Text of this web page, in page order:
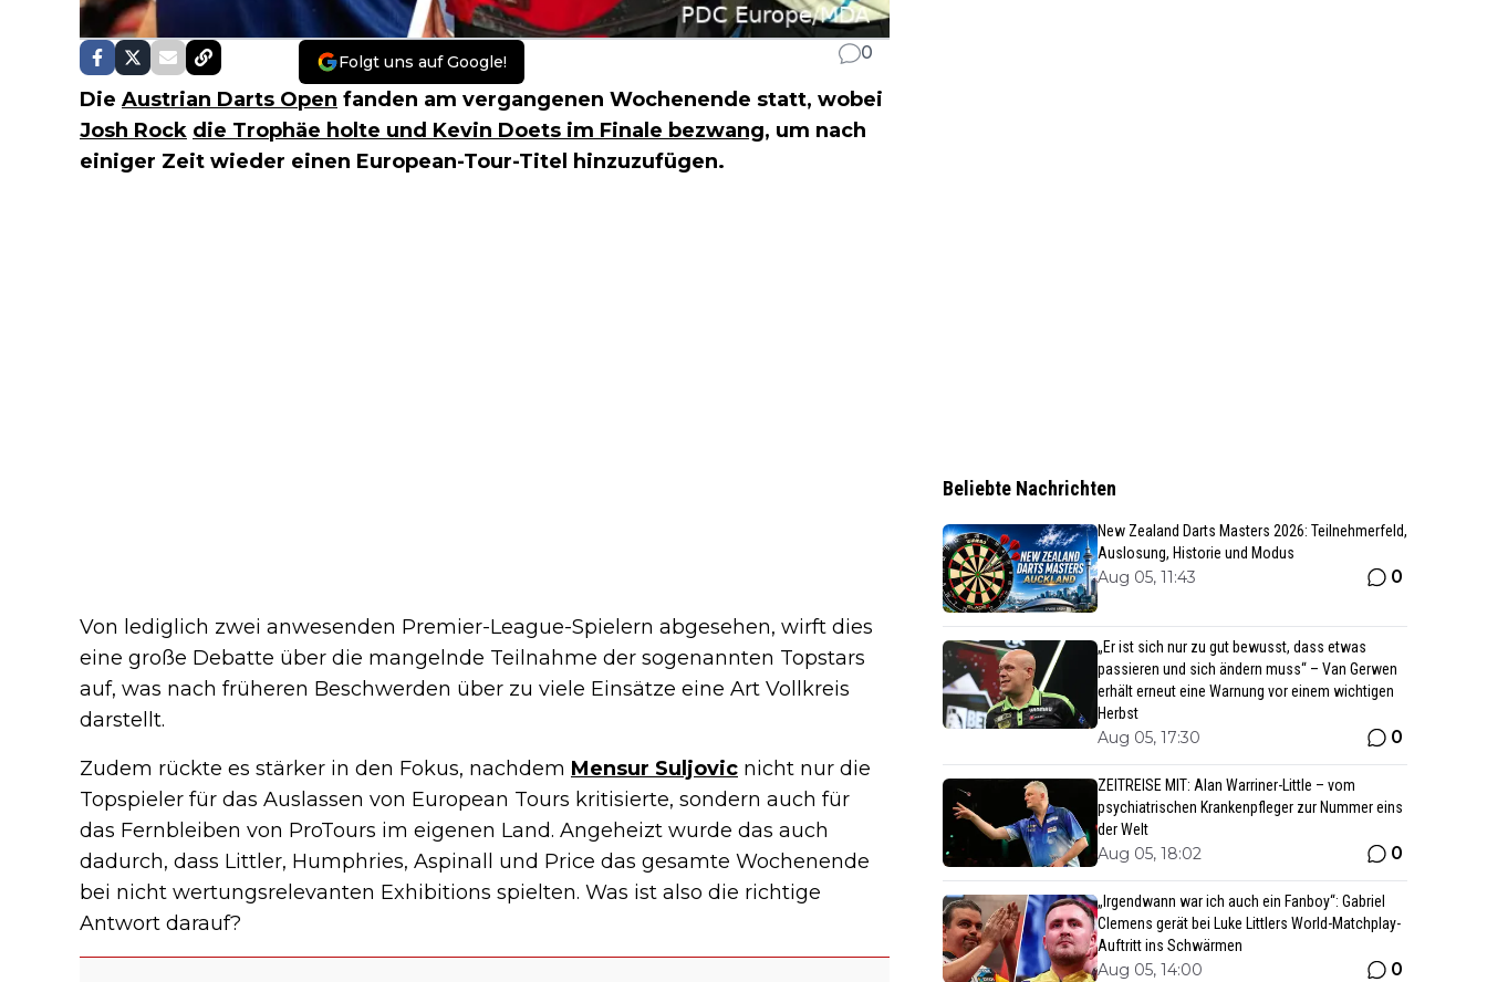
Folgt uns auf Google! 0
Die Austrian Darts Open fanden am vergangenen Wochenende statt, wobei
Josh Rock die Trophäe holte und Kevin Doets im Finale bezwang, um nach
einiger Zeit wieder einen European-Tour-Titel hinzuzufügen.
Von lediglich zwei anwesenden Premier-League-Spielern abgesehen, wirft dies
eine große Debatte über die mangelnde Teilnahme der sogenannten Topstars
auf, was nach früheren Beschwerden über zu viele Einsätze eine Art Vollkreis
darstellt.
Zudem rückte es stärker in den Fokus, nachdem Mensur Suljovic nicht nur die
Topspieler für das Auslassen von European Tours kritisierte, sondern auch für
das Fernbleiben von ProTours im eigenen Land. Angeheizt wurde das auch
dadurch, dass Littler, Humphries, Aspinall und Price das gesamte Wochenende
bei nicht wertungsrelevanten Exhibitions spielten. Was ist also die richtige
Antwort darauf?
Beliebte Nachrichten
New Zealand Darts Masters 2026: Teilnehmerfeld,
Auslosung, Historie und Modus
Aug 05, 11:43 0
„Er ist sich nur zu gut bewusst, dass etwas
passieren und sich ändern muss“ – Van Gerwen
erhält erneut eine Warnung vor einem wichtigen
Herbst
Aug 05, 17:30 0
ZEITREISE MIT: Alan Warriner-Little – vom
psychiatrischen Krankenpfleger zur Nummer eins
der Welt
Aug 05, 18:02 0
„Irgendwann war ich auch ein Fanboy“: Gabriel
Clemens gerät bei Luke Littlers World-Matchplay-
Auftritt ins Schwärmen
Aug 05, 14:00 0